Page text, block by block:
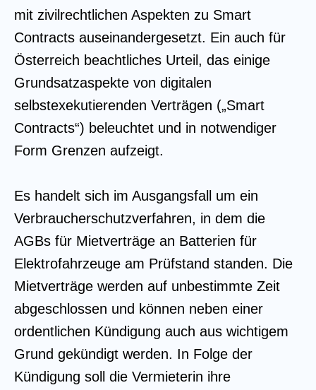
mit zivilrechtlichen Aspekten zu Smart
Contracts auseinandergesetzt. Ein auch für
Österreich beachtliches Urteil, das einige
Grundsatzaspekte von digitalen
selbstexekutierenden Verträgen („Smart
Contracts“) beleuchtet und in notwendiger
Form Grenzen aufzeigt.
Es handelt sich im Ausgangsfall um ein
Verbraucherschutzverfahren, in dem die
AGBs für Mietverträge an Batterien für
Elektrofahrzeuge am Prüfstand standen. Die
Mietverträge werden auf unbestimmte Zeit
abgeschlossen und können neben einer
ordentlichen Kündigung auch aus wichtigem
Grund gekündigt werden. In Folge der
Kündigung soll die Vermieterin ihre